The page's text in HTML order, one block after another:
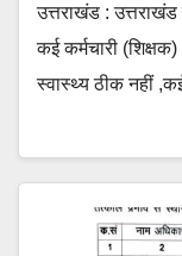
उत्तराखंड : उत्तराखंड
कई कर्मचारी
स्वास्थ्य ठीक नहीं